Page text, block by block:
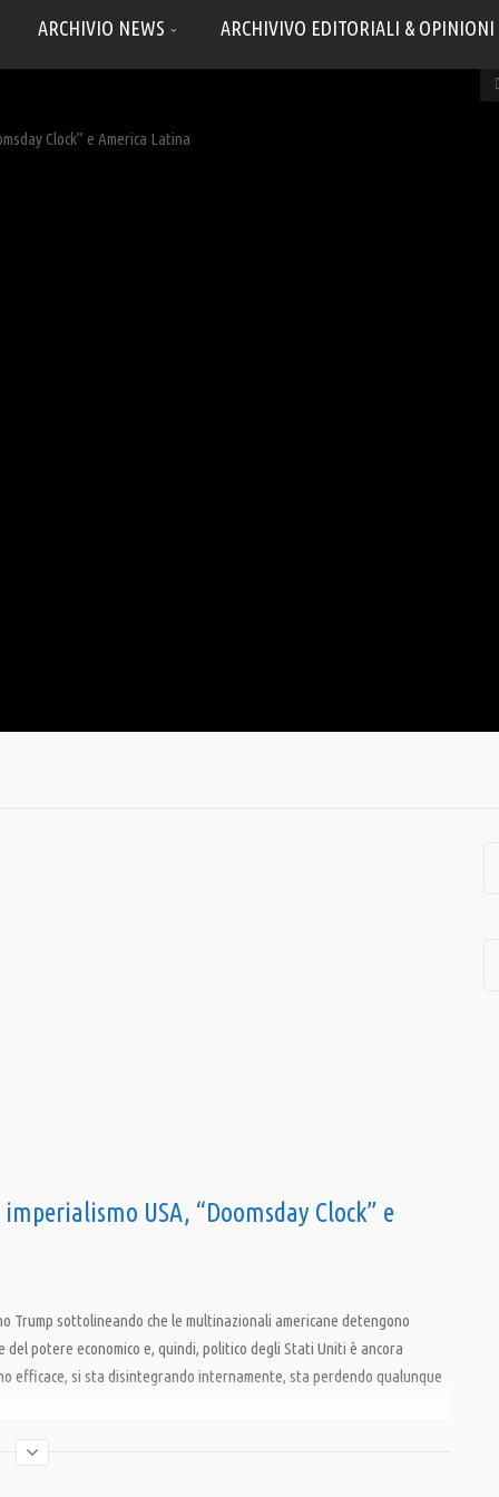
ARCHIVIO NEWS ARCHIVIVO EDITORIALI & OPINIONI
Clock” e America Latina
USA, “Doomsday Clock” e
Trump sottolineando che le multinazionali americane detengono
del potere economico e, quindi, politico degli Stati Uniti è ancora
efficace, si sta disintegrando internamente, sta perdendo qualunque